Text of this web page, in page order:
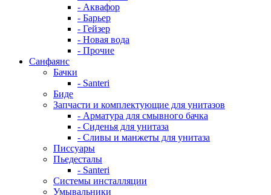
- Аквафор
- Барьер
- Гейзер
- Новая вода
- Прочие
Санфаянс
Бачки
- Santeri
Биде
Запчасти и комплектующие для унитазов
- Арматура для смывного бачка
- Сиденья для унитаза
- Сливы и манжеты для унитаза
Писсуары
Пьедесталы
- Santeri
Системы инсталляции
Умывальники